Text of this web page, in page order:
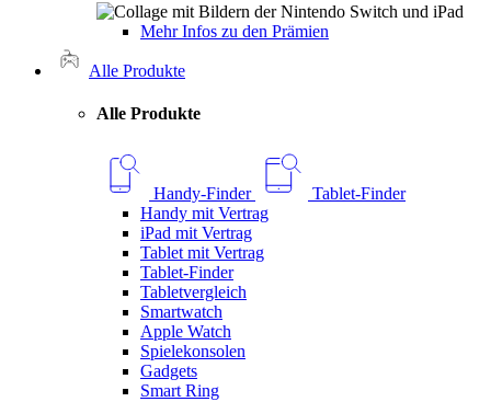
Mehr Infos zu den Prämien
Alle Produkte
Alle Produkte
Handy-Finder
Tablet-Finder
Handy mit Vertrag
iPad mit Vertrag
Tablet mit Vertrag
Tablet-Finder
Tabletvergleich
Smartwatch
Apple Watch
Spielekonsolen
Gadgets
Smart Ring